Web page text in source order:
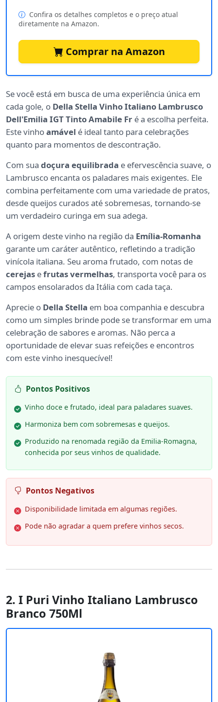
Confira os detalhes completos e o preço atual
diretamente na Amazon.
Comprar na Amazon
Se você está em busca de uma experiência única em
cada gole, o Della Stella Vinho Italiano Lambrusco
Dell'Emilia IGT Tinto Amabile Fr é a escolha perfeita.
Este vinhoamável é ideal tanto para celebrações
quanto para momentos de descontração.
Com sua doçura equilibrada e efervescência suave, o
Lambrusco encanta os paladares mais exigentes. Ele
combina perfeitamente com uma variedade de pratos,
desde queijos curados até sobremesas, tornando-se
um verdadeiro curinga em sua adega.
A origem deste vinho na região da Emília-Romanha
garante um caráter autêntico, refletindo a tradição
vinícola italiana. Seu aroma frutado, com notas de
cerejas efrutas vermelhas, transporta você para os
campos ensolarados da Itália com cada taça.
Aprecie o Della Stella em boa companhia e descubra
como um simples brinde pode se transformar em uma
celebração de sabores e aromas. Não perca a
oportunidade de elevar suas refeições e encontros
com este vinho inesquecível!
Pontos Positivos
Vinho doce e frutado, ideal para paladares suaves.
Harmoniza bem com sobremesas e queijos.
Produzido na renomada região da Emilia-Romagna,
conhecida por seus vinhos de qualidade.
Pontos Negativos
Disponibilidade limitada em algumas regiões.
Pode não agradar a quem prefere vinhos secos.
2. I Puri Vinho Italiano Lambrusco
Branco 750Ml